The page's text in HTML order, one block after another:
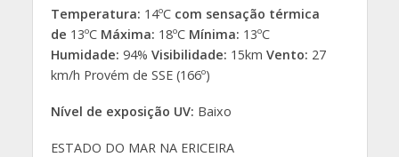
Temperatura: 14ºC com sensação térmica
de 13ºCMáxima: 18ºC Mínima: 13ºC
Humidade: 94% Visibilidade: 15km Vento: 27
km/h Provém de SSE (166º)
Nível de exposição UV: Baixo
ESTADO DO MAR NA ERICEIRA